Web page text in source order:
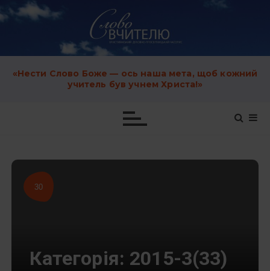
k
o
«Нести Слово Боже — ось наша мета, щоб кожний
учитель був учнем Христа!»
30
Категорія: 2015-3(33)